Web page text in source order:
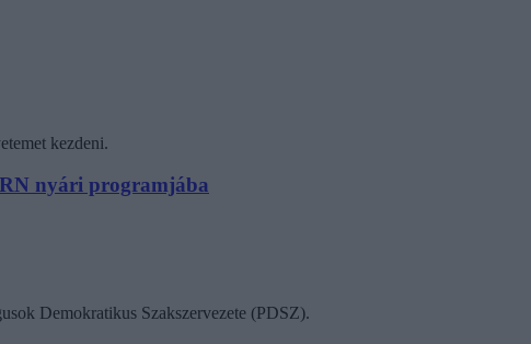
kezdeni.
nyári programjába
Demokratikus Szakszervezete (PDSZ).